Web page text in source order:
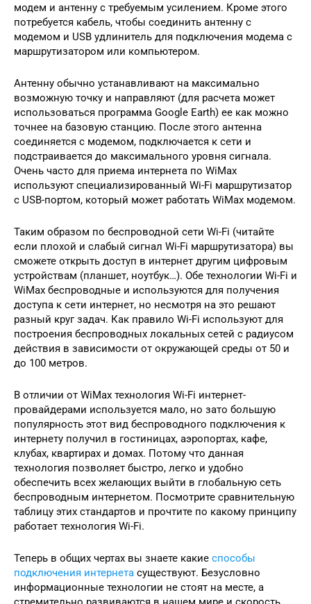
модем и антенну с требуемым усилением. Кроме этого
потребуется кабель, чтобы соединить антенну с
модемом и USB удлинитель для подключения модема с
маршрутизатором или компьютером.
Антенну обычно устанавливают на максимально
возможную точку и направляют (для расчета может
использоваться программа Google Earth) ее как можно
точнее на базовую станцию. После этого антенна
соединяется с модемом, подключается к сети и
подстраивается до максимального уровня сигнала.
Очень часто для приема интернета по WiMax
используют специализированный Wi-Fi маршрутизатор
с USB-портом, который может работать WiMax модемом.
Таким образом по беспроводной сети Wi-Fi (читайте
если плохой и слабый сигнал Wi-Fi маршрутизатора) вы
сможете открыть доступ в интернет другим цифровым
устройствам (планшет, ноутбук…). Обе технологии Wi-Fi и
WiMax беспроводные и используются для получения
доступа к сети интернет, но несмотря на это решают
разный круг задач. Как правило Wi-Fi используют для
построения беспроводных локальных сетей с радиусом
действия в зависимости от окружающей среды от 50 и
до 100 метров.
В отличии от WiMax технология Wi-Fi интернет-
провайдерами используется мало, но зато большую
популярность этот вид беспроводного подключения к
интернету получил в гостиницах, аэропортах, кафе,
клубах, квартирах и домах. Потому что данная
технология позволяет быстро, легко и удобно
обеспечить всех желающих выйти в глобальную сеть
беспроводным интернетом. Посмотрите сравнительную
таблицу этих стандартов и прочтите по какому принципу
работает технология Wi-Fi.
Теперь в общих чертах вы знаете какие способы
подключения интернета существуют. Безусловно
информационные технологии не стоят на месте, а